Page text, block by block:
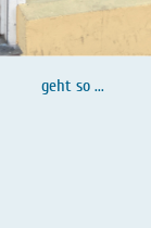
geht so ...